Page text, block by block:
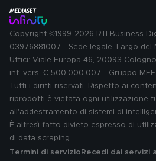
Copyright ©1999-2026 RTI Business
03976881007 - Sede legale: Largo del
Uffici: Viale Europa 46, 20093
int. vers. € 500.000.007 - Gruppo
Tutti i diritti riservati. Rispetto ai
riprodotti è vietata ogni utilizzazione
all'addestramento di sistemi di
È altresì fatto divieto espresso di
di data scraping.
Termini di servizio Recedi dai servizi